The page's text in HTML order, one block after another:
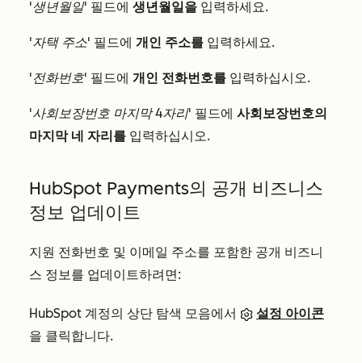
'생년월일' 필드에 생년월일을 입력하세요.
'자택 주소' 필드에 개인 주소를 입력하세요.
'전화번호' 필드에 개인 전화번호를 입력하십시오.
'사회보장번호 마지막 4자리' 필드에 사회보장번호의
마지막 네 자리를 입력하십시오.
HubSpot Payments의 공개 비즈니스
정보 업데이트
지원 전화번호 및 이메일 주소를 포함한 공개 비즈니
스 정보를 업데이트하려면:
HubSpot 계정의 상단 탐색 모음에서
설정 아이콘
을 클릭합니다.